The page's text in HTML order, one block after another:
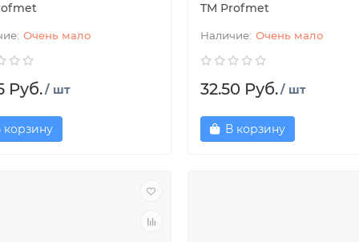
Очень мало
Руб./ шт
корзину
TM Profmet
Очень мало
32.50 Руб./ шт
В корзину